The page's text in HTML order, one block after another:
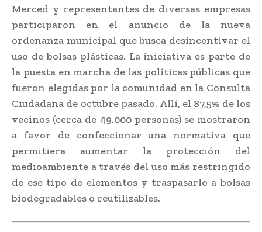
Merced y representantes de diversas empresas
participaron en el anuncio de la nueva
ordenanza municipal que busca desincentivar el
uso de bolsas plásticas. La iniciativa es parte de
la puesta en marcha de las políticas públicas que
fueron elegidas por la comunidad en la Consulta
Ciudadana de octubre pasado. Allí, el 87,5% de los
vecinos (cerca de 49.000 personas) se mostraron
a favor de confeccionar una normativa que
permitiera aumentar la protección del
medioambiente a través del uso más restringido
de ese tipo de elementos y traspasarlo a bolsas
biodegradables o reutilizables.